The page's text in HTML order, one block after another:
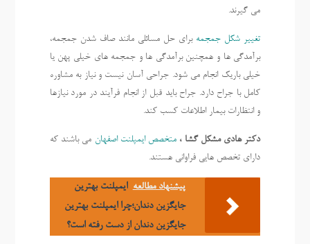
می گیرند.
تغییر شکل جمجمه برای حل مسائلی مانند صاف شدن جمجمه،
برآمدگی ها و همچنین برآمدگی ها و جمجمه های خیلی پهن یا
خیلی باریک انجام می شود. جراحی آسان نیست و نیاز به مشاوره
کامل با جراح دارد. جراح باید قبل از انجام فرآیند در مورد نیازها
و انتظارات بیمار اطلاعات کسب کند.
دکتر هادی مشکل گشا ، متخصص ایمپلنت اصفهان می باشند که
دارای تخصص هایی فراوانی هستند.
پیشنهاد مطالعه ایمپلنت بهترین
جایگزین دندان؛چرا ایمپلنت بهترین
جایگزین دندان از دست رفته است؟